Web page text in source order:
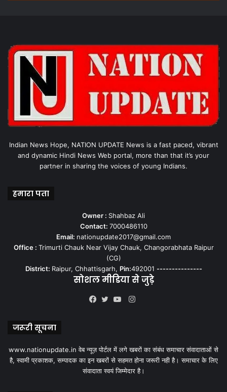
Indian News Hope, NATION UPDATE News is a fast paced, vibrant
and dynamic Hindi News Web portal, more than that it’s your
partner in sharing the voices of young Indians.
हमारा पता
Owner : Shahbaz Ali
Contact: 7000486110
Email: nationupdate2017@gmail.com
Office : Trimurti Chauk Near Vijay Chauk, Changorabhata Raipur
(CG)
District: Raipur, Chhattisgarh, Pin:492001 ---------------
सोशल मीडिया से जुड़े
Instagram
जरूरी सूचना
www.nationupdate.in वेब न्यूज़ पोर्टल में लगे खबरों का संबंध समाचार संवादाताओं से
है, स्वामी प्रकाशक, सम्पादक का इन खबरों से सहमत होना जरूरी नही है। समाचार के लिए
संवादाता स्वयं जिम्मेदार है।